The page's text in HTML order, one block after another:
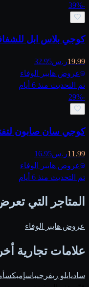
-
39%
كوجي بلاس ابل للشفافيه
19.99ر.س32.95
عروض هايبر الوفاء
تم التحديث منذ 6 أيام
-
29%
كوجي سان صابون لتفتيح
11.99ر.س16.95
عروض هايبر الوفاء
تم التحديث منذ 6 أيام
المتاجر التي
عروض هايبر الوفاء
علامات تجارية
ساديابلو ريفر جيباسإمبكس